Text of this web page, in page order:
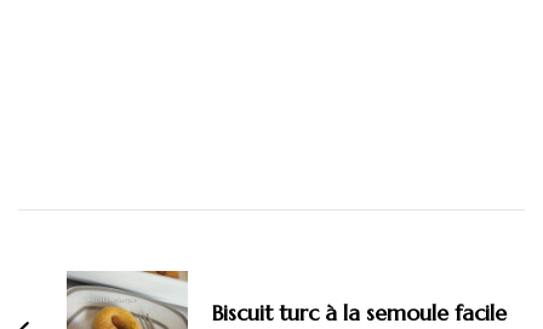
d'article
Biscuit turc à la semoule facile